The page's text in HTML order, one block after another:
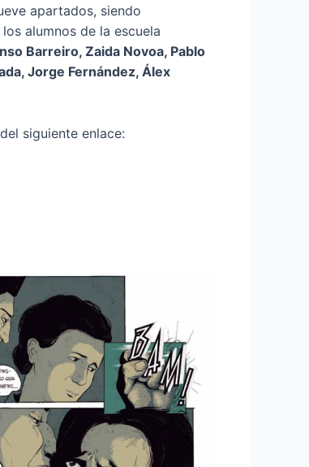
apartados, siendo
alumnos de la escuela
Barreiro, Zaida Novoa, Pablo
Jorge Fernández, Álex
siguiente enlace: